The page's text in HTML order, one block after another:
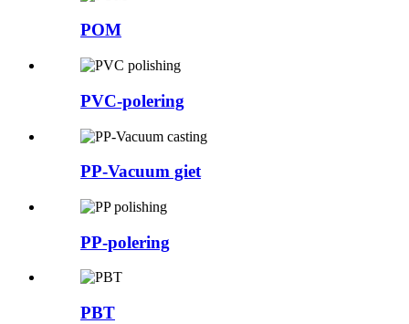
POM
PVC-polering
PP-Vacuum giet
PP-polering
PBT